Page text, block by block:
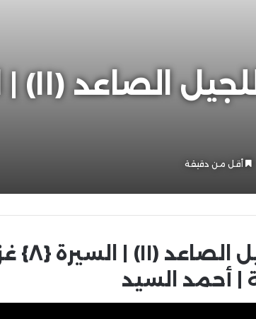
أقل من دقيقة
أبجديات الثقافة
| أحمد السيد